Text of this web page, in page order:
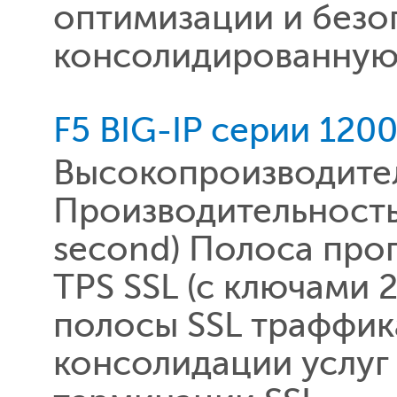
оптимизации и
F5 BIG-IP серии
second) Полоса
TPS SSL (c ключами
полосы SSL
консолидации